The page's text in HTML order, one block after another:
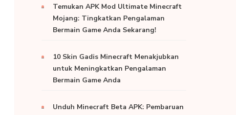
Temukan APK Mod Ultimate Minecraft
Mojang: Tingkatkan Pengalaman
Bermain Game Anda Sekarang!
10 Skin Gadis Minecraft Menakjubkan
untuk Meningkatkan Pengalaman
Bermain Game Anda
Unduh Minecraft Beta APK: Pembaruan